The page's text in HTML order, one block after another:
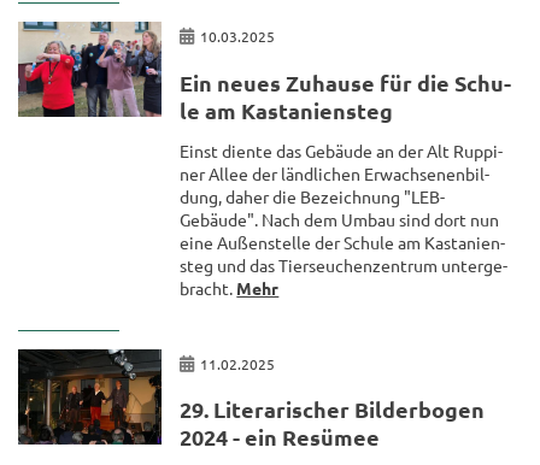
10.03.2025
Ein neues Zu­hau­se für die Schu­
le am Kas­ta­ni­en­steg
Einst dien­te das Ge­bäu­de an der Alt Rup­pi­
ner Allee der länd­li­chen Er­wach­se­nen­bil­
dung, daher die Be­zeich­nung "LEB-​
Gebäude". Nach dem Umbau sind dort nun
eine Au­ßen­stel­le der Schu­le am Kas­ta­ni­en­
steg und das Tier­seu­chen­zen­trum un­ter­ge­
bracht. Mehr
11.02.2025
29. Li­te­ra­ri­scher Bil­der­bo­gen
2024 - ein Re­sü­mee